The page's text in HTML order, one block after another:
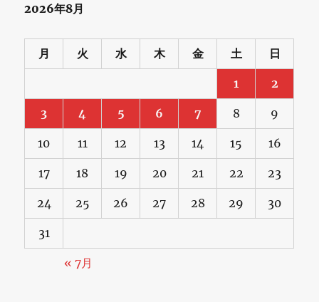
2026年8月
月 火 水 木 金 土 日
1 2
3 4 5 6 7 8 9
10 11 12 13 14 15 16
17 18 19 20 21 22 23
24 25 26 27 28 29 30
31
« 7月